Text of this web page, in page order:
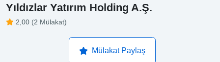
Yıldızlar Yatırım Holding A.Ş.
2,00 (2 Mülakat)
Mülakat Paylaş